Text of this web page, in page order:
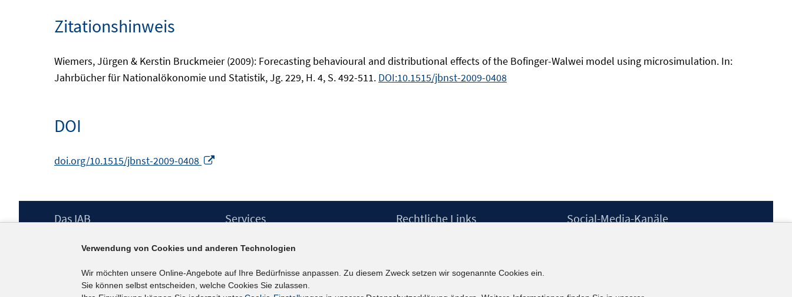
Zitationshinweis
Wiemers, Jürgen & Kerstin Bruckmeier (2009): Forecasting behavioural and distributional effects of the Bofinger-Walwei model using microsimulation. In:
Jahrbücher für Nationalökonomie und Statistik, Jg. 229, H. 4, S. 492-511. DOI:10.1515/jbnst-2009-0408
DOI
doi.org/10.1515/jbnst-2009-0408
Footer
Das IAB
Berufsforschung (IAB) – unser Leitbild
Institutsleitung
Graduiertenprogramm
Services
IAB-Newsletter
Kontakt
Rechtliche Links
Erklärung zur Barrierefreiheit
Social-Media-Kanäle
Verwendung von Cookies und anderen Technologien
Wir möchten unsere Online-Angebote auf Ihre Bedürfnisse anpassen. Zu diesem Zweck setzen wir sogenannte Cookies ein.
Sie können selbst entscheiden, welche Cookies Sie zulassen.